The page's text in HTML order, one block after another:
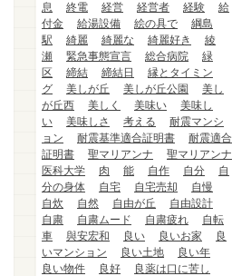
息
終電 経営 経営者 経験
給
付金
給湯設備 絵の具で
綱島
駅
綺麗 綺麗な 綺麗好き
綾
瀬
緊急事態宣言 総合病院
緑
区
締結 締結日
縁とタイミン
グ
美しが丘 美しが丘公園
美し
が丘西
美しく 美味い
美味し
い
美味しさ 考える
耐震マンシ
ョン
耐震基準適合証明書
耐震適合
証明書
聖マリアンナ
聖マリアンナ
医科大学
肉 能 自作 自分
自
分の身体
自宅 自宅売却
自慢
自炊
自然 自由が丘
自由設計
自粛
自粛ムード 自粛疲れ
自転
車
與安宏和 良い 良いお家
良
いマンション
良い土地
良い年
良い物件
良好
良薬は口に苦し